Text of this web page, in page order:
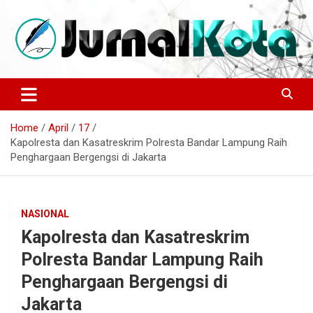
content
JURNALKOTA.NET
Sumber Berita Indonesia dan Internasional Terkini
Home April
17
Kapolresta dan Kasatreskrim Polresta Bandar Lampung Raih
Penghargaan Bergengsi di Jakarta
NASIONAL
Kapolresta dan Kasatreskrim
Polresta Bandar Lampung Raih
Penghargaan Bergengsi di
Jakarta